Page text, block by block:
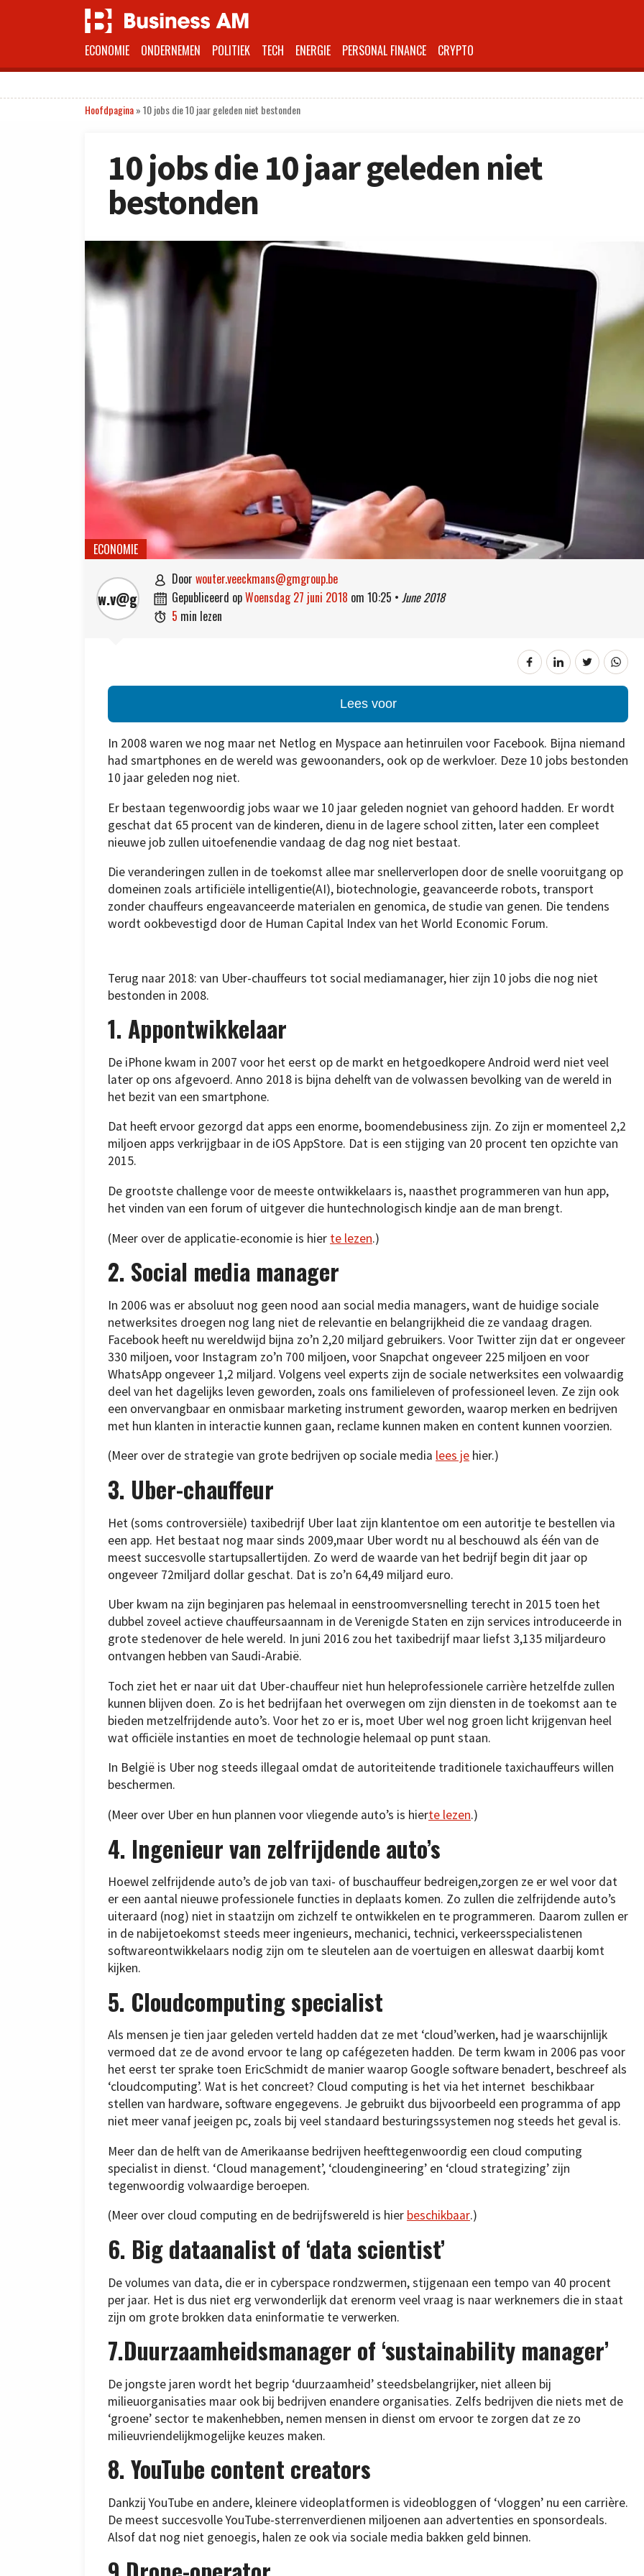
ECONOMIE ONDERNEMEN POLITIEK TECH ENERGIE PERSONAL FINANCE CRYPTO
Hoofdpagina»10 jobs die 10 jaar geleden niet bestonden
10 jobs die 10 jaar geleden niet
bestonden
ECONOMIE
w.v@g.b
 door wouter.veeckmans@gmgroup.be
 gepubliceerd op woensdag 27 juni 2018 om 10:25 • June 2018
 5 min lezen
Lees voor
In 2008 waren we nog maar net Netlog en Myspace aan hetinruilen voor Facebook. Bijna niemand
had smartphones en de wereld was gewoonanders, ook op de werkvloer. Deze 10 jobs bestonden
10 jaar geleden nog niet.
Er bestaan tegenwoordig jobs waar we 10 jaar geleden nogniet van gehoord hadden. Er wordt
geschat dat 65 procent van de kinderen, dienu in de lagere school zitten, later een compleet
nieuwe job zullen uitoefenendie vandaag de dag nog niet bestaat.
Die veranderingen zullen in de toekomst allee mar snellerverlopen door de snelle vooruitgang op
domeinen zoals artificiële intelligentie(AI), biotechnologie, geavanceerde robots, transport
zonder chauffeurs engeavanceerde materialen en genomica, de studie van genen. Die tendens
wordt ookbevestigd door de Human Capital Index van het World Economic Forum.
Terug naar 2018: van Uber-chauffeurs tot social mediamanager, hier zijn 10 jobs die nog niet
bestonden in 2008.
1. Appontwikkelaar
De iPhone kwam in 2007 voor het eerst op de markt en hetgoedkopere Android werd niet veel
later op ons afgevoerd. Anno 2018 is bijna dehelft van de volwassen bevolking van de wereld in
het bezit van een smartphone.
Dat heeft ervoor gezorgd dat apps een enorme, boomendebusiness zijn. Zo zijn er momenteel 2,2
miljoen apps verkrijgbaar in de iOS AppStore. Dat is een stijging van 20 procent ten opzichte van
2015.
De grootste challenge voor de meeste ontwikkelaars is, naasthet programmeren van hun app,
het vinden van een forum of uitgever die huntechnologisch kindje aan de man brengt.
(Meer over de applicatie-economie is hier te lezen.)
2. Social media manager
In 2006 was er absoluut nog geen nood aan social media managers, want de huidige sociale
netwerksites droegen nog lang niet de relevantie en belangrijkheid die ze vandaag dragen.
Facebook heeft nu wereldwijd bijna zo’n 2,20 miljard gebruikers. Voor Twitter zijn dat er ongeveer
330 miljoen, voor Instagram zo’n 700 miljoen, voor Snapchat ongeveer 225 miljoen en voor
WhatsApp ongeveer 1,2 miljard. Volgens veel experts zijn de sociale netwerksites een volwaardig
deel van het dagelijks leven geworden, zoals ons familieleven of professioneel leven. Ze zijn ook
een onvervangbaar en onmisbaar marketing instrument geworden, waarop merken en bedrijven
met hun klanten in interactie kunnen gaan, reclame kunnen maken en content kunnen voorzien.
(Meer over de strategie van grote bedrijven op sociale media lees je hier.)
3. Uber-chauffeur
Het (soms controversiële) taxibedrijf Uber laat zijn klantentoe om een autoritje te bestellen via
een app. Het bestaat nog maar sinds 2009,maar Uber wordt nu al beschouwd als één van de
meest succesvolle startupsallertijden. Zo werd de waarde van het bedrijf begin dit jaar op
ongeveer 72miljard dollar geschat. Dat is zo’n 64,49 miljard euro.
Uber kwam na zijn beginjaren pas helemaal in eenstroomversnelling terecht in 2015 toen het
dubbel zoveel actieve chauffeursaannam in de Verenigde Staten en zijn services introduceerde in
grote stedenover de hele wereld. In juni 2016 zou het taxibedrijf maar liefst 3,135 miljardeuro
ontvangen hebben van Saudi-Arabië.
Toch ziet het er naar uit dat Uber-chauffeur niet hun heleprofessionele carrière hetzelfde zullen
kunnen blijven doen. Zo is het bedrijfaan het overwegen om zijn diensten in de toekomst aan te
bieden metzelfrijdende auto’s. Voor het zo er is, moet Uber wel nog groen licht krijgenvan heel
wat officiële instanties en moet de technologie helemaal op punt staan.
In België is Uber nog steeds illegaal omdat de autoriteitende traditionele taxichauffeurs willen
beschermen.
(Meer over Uber en hun plannen voor vliegende auto’s is hierte lezen.)
4. Ingenieur van zelfrijdende auto’s
Hoewel zelfrijdende auto’s de job van taxi- of buschauffeur bedreigen,zorgen ze er wel voor dat
er een aantal nieuwe professionele functies in deplaats komen. Zo zullen die zelfrijdende auto’s
uiteraard (nog) niet in staatzijn om zichzelf te ontwikkelen en te programmeren. Daarom zullen er
in de nabijetoekomst steeds meer ingenieurs, mechanici, technici, verkeersspecialistenen
softwareontwikkelaars nodig zijn om te sleutelen aan de voertuigen en alleswat daarbij komt
kijken.
5. Cloudcomputing specialist
Als mensen je tien jaar geleden verteld hadden dat ze met ‘cloud’werken, had je waarschijnlijk
vermoed dat ze de avond ervoor te lang op cafégezeten hadden. De term kwam in 2006 pas voor
het eerst ter sprake toen EricSchmidt de manier waarop Google software benadert, beschreef als
‘cloudcomputing’. Wat is het concreet? Cloud computing is het via het internet beschikbaar
stellen van hardware, software engegevens. Je gebruikt dus bijvoorbeeld een programma of app
niet meer vanaf jeeigen pc, zoals bij veel standaard besturingssystemen nog steeds het geval is.
Meer dan de helft van de Amerikaanse bedrijven heefttegenwoordig een cloud computing
specialist in dienst. ‘Cloud management’, ‘cloudengineering’ en ‘cloud strategizing’ zijn
tegenwoordig volwaardige beroepen.
(Meer over cloud computing en de bedrijfswereld is hier beschikbaar.)
6. Big dataanalist of ‘data scientist’
De volumes van data, die er in cyberspace rondzwermen, stijgenaan een tempo van 40 procent
per jaar. Het is dus niet erg verwonderlijk dat erenorm veel vraag is naar werknemers die in staat
zijn om grote brokken data eninformatie te verwerken.
7.Duurzaamheidsmanager of ‘sustainability manager’
De jongste jaren wordt het begrip ‘duurzaamheid’ steedsbelangrijker, niet alleen bij
milieuorganisaties maar ook bij bedrijven enandere organisaties. Zelfs bedrijven die niets met de
‘groene’ sector te makenhebben, nemen mensen in dienst om ervoor te zorgen dat ze zo
milieuvriendelijkmogelijke keuzes maken.
8. YouTube content creators
Dankzij YouTube en andere, kleinere videoplatformen is videobloggen of ‘vloggen’ nu een carrière.
De meest succesvolle YouTube-sterrenverdienen miljoenen aan advertenties en sponsordeals.
Alsof dat nog niet genoegis, halen ze ook via sociale media bakken geld binnen.